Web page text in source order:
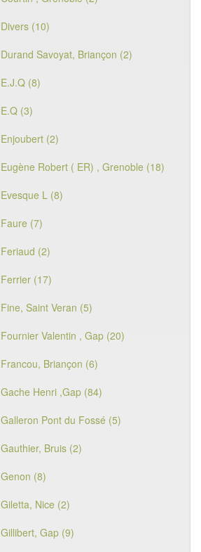
Divers (10)
Durand Savoyat, Briançon (2)
E.J.Q (8)
E.Q (3)
Enjoubert (2)
Eugène Robert ( ER) , Grenoble (18)
Evesque L (8)
Faure (7)
Feriaud (2)
Ferrier (17)
Fine, Saint Veran (5)
Fournier Valentin , Gap (20)
Francou, Briançon (6)
Gache Henri ,Gap (84)
Galleron Pont du Fossé (5)
Gauthier, Bruis (2)
Genon (8)
Giletta, Nice (2)
Gillibert, Gap (9)